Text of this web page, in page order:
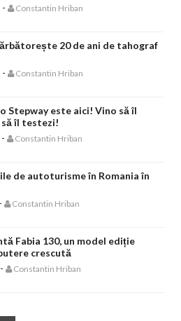
- Constantin Hriban
20 de ani de tahograf
- Constantin Hriban
Stepway este aici! Vino să îl
îl testezi!
- Constantin Hriban
de autoturisme în Romania în
- Constantin Hriban
Fabia 130, un model ediție
crescută
- Constantin Hriban